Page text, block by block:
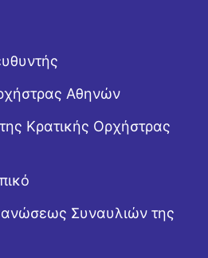
Αθηνών
Κρατικής Ορχήστρας
Συναυλιών της